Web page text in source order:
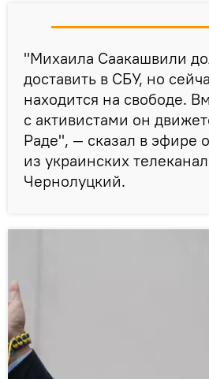
"Михаила Саакашвили
доставить в СБУ, но
находится на свободе.
с активистами он
Раде", — сказал в эфире
из украинских
Чернолуцкий.